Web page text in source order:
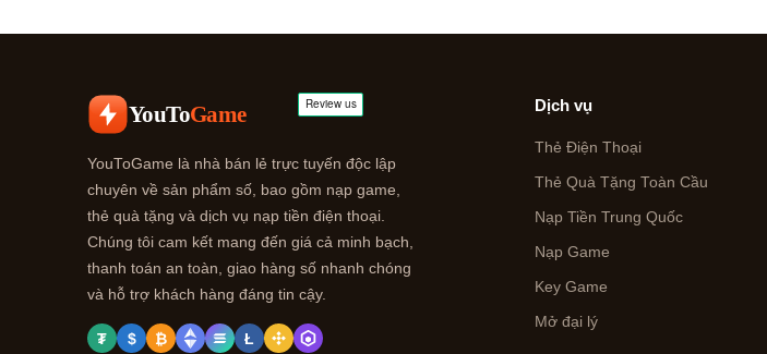
YouToGame
YouToGame là nhà bán lẻ trực tuyến độc lập
chuyên về sản phẩm số, bao gồm nạp game,
thẻ quà tặng và dịch vụ nạp tiền điện thoại.
Chúng tôi cam kết mang đến giá cả minh bạch,
thanh toán an toàn, giao hàng số nhanh chóng
và hỗ trợ khách hàng đáng tin cậy.
₮ $ ₿ Ł
Dịch vụ
Thẻ Điện Thoại
Thẻ Quà Tặng Toàn Cầu
Nạp Tiền Trung Quốc
Nạp Game
Key Game
Mở đại lý